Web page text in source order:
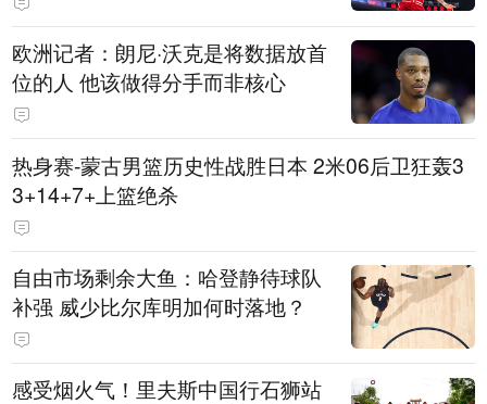
欧洲记者：朗尼·沃克是将数据放首
位的人 他该做得分手而非核心
热身赛-蒙古男篮历史性战胜日本 2米06后卫狂轰3
3+14+7+上篮绝杀
自由市场剩余大鱼：哈登静待球队
补强 威少比尔库明加何时落地？
感受烟火气！里夫斯中国行石狮站